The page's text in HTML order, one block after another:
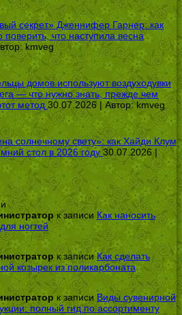
секрет» Дженнифер Гарнер: как
поверить, что наступила весна
kmveg
домов используют воздуходувки
— что нужно знать, прежде чем
метод 30.07.2026 | Автор:kmveg
солнечному свету»: как Хайди Клум
стол в 2026 году 30.07.2026 |
к записи Как наносить
ногтей
к записиКак сделать
козырек из поликарбоната
к записи Виды сувенирной
полный гид по ассортименту